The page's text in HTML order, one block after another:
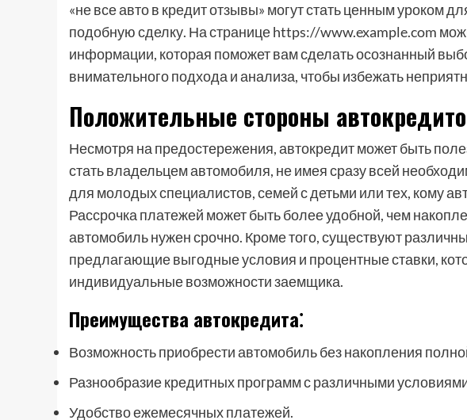
«не все авто в кредит отзывы» могут стать ценным уроком
подобную сделку. На странице https://www.example.com
информации, которая поможет вам сделать осознанный
внимательного подхода и анализа, чтобы избежать
Положительные стороны
Несмотря на предостережения, автокредит может быть
стать владельцем автомобиля, не имея сразу всей
для молодых специалистов, семей с детьми или тех, кому
Рассрочка платежей может быть более удобной, чем
автомобиль нужен срочно. Кроме того, существуют
предлагающие выгодные условия и процентные ставки,
индивидуальные возможности заемщика.
Преимущества автокредита⁚
Возможность приобрести автомобиль без накопления
Разнообразие кредитных программ с различными
Удобство ежемесячных платежей.